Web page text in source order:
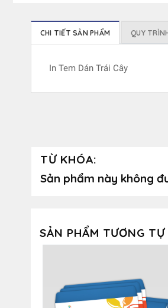
CHI TIẾT SẢN PHẨM QUY
In Tem Dán Trái Cây
TỪ KHÓA:
Sản phẩm này không
SẢN PHẨM TƯƠNG TỰ